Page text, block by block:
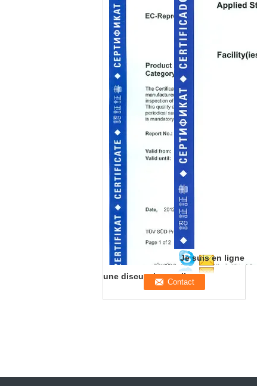
Je suis en ligne
une discussion en ligne